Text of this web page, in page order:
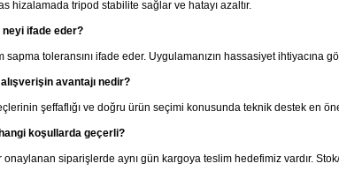
hizalamada tripod stabilite sağlar ve hatayı azaltır.
ifade eder?
sapma toleransını ifade eder. Uygulamanızın hassasiyet ihtiyacına
avantajı nedir?
şeffaflığı ve doğru ürün seçimi konusunda teknik destek en
koşullarda geçerli?
onaylanan siparişlerde aynı gün kargoya teslim hedefimiz vardır.